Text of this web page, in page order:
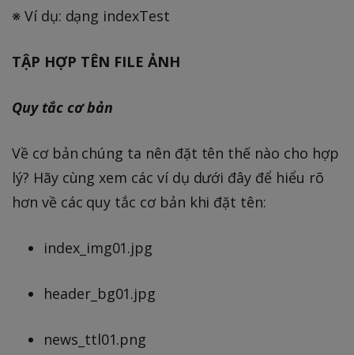
※ Ví dụ: dạng indexTest
TẬP HỢP TÊN FILE ẢNH
Quy tắc cơ bản
Về cơ bản chúng ta nên đặt tên thế nào cho hợp
lý? Hãy cùng xem các ví dụ dưới đây để hiểu rõ
hơn về các quy tắc cơ bản khi đặt tên:
index_img01.jpg
header_bg01.jpg
news_ttl01.png